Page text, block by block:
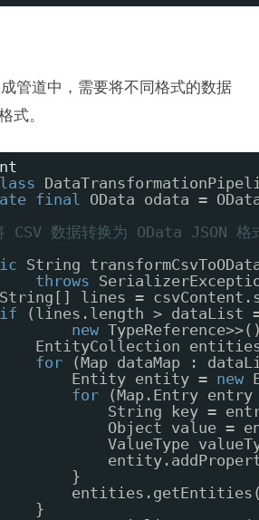
管道中，需要将不同格式的数据
式。
final
OData odata =
CSV 数据转换为 OData JSON 格
String
throws
String[] lines =
if
(lines.length > dataList
new
EntityCollection
for
(Map dataMap :
Entity entity = new
for
(Map.Entry
String key =
Object value =
ValueType
}
}